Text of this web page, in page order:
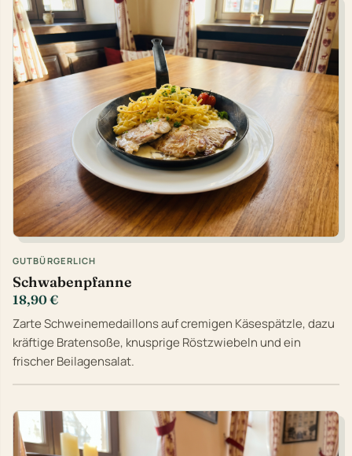
GUTBÜRGERLICH
Schwabenpfanne
18,90 €
Zarte Schweinemedaillons auf cremigen Käsespätzle, dazu
kräftige Bratensoße, knusprige Röstzwiebeln und ein
frischer Beilagensalat.